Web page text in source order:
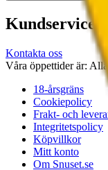
Kundservice
Kontakta oss
Våra öppettider är:
18-årsgräns
Cookiepolicy
Frakt- och
Integritetspolicy
Köpvillkor
Mitt konto
Om Snuset.se